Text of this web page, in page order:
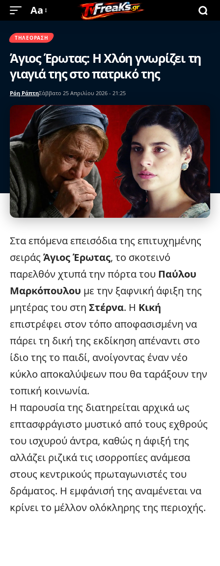
Aa
ΤΗΛΕΌΡΑΣΗ
Άγιος Έρωτας: Η Χλόη γνωρίζει τη
γιαγιά της στο πατρικό της
Ρόη ΡάπτηΣάββατο 25 Απριλίου 2026 - 21:25
Στα επόμενα επεισόδια της επιτυχημένης
σειράς Άγιος Έρωτας, το σκοτεινό
παρελθόν χτυπά την πόρτα του Παύλου
Μαρκόπουλου με την ξαφνική άφιξη της
μητέρας του στη Στέρνα. Η Κική
επιστρέφει στον τόπο αποφασισμένη να
πάρει τη δική της εκδίκηση απέναντι στο
ίδιο της το παιδί, ανοίγοντας έναν νέο
κύκλο αποκαλύψεων που θα ταράξουν την
τοπική κοινωνία.
Η παρουσία της διατηρείται αρχικά ως
επτασφράγιστο μυστικό από τους εχθρούς
του ισχυρού άντρα, καθώς η άφιξή της
αλλάζει ριζικά τις ισορροπίες ανάμεσα
στους κεντρικούς πρωταγωνιστές του
δράματος. Η εμφάνισή της αναμένεται να
κρίνει το μέλλον ολόκληρης της περιοχής.